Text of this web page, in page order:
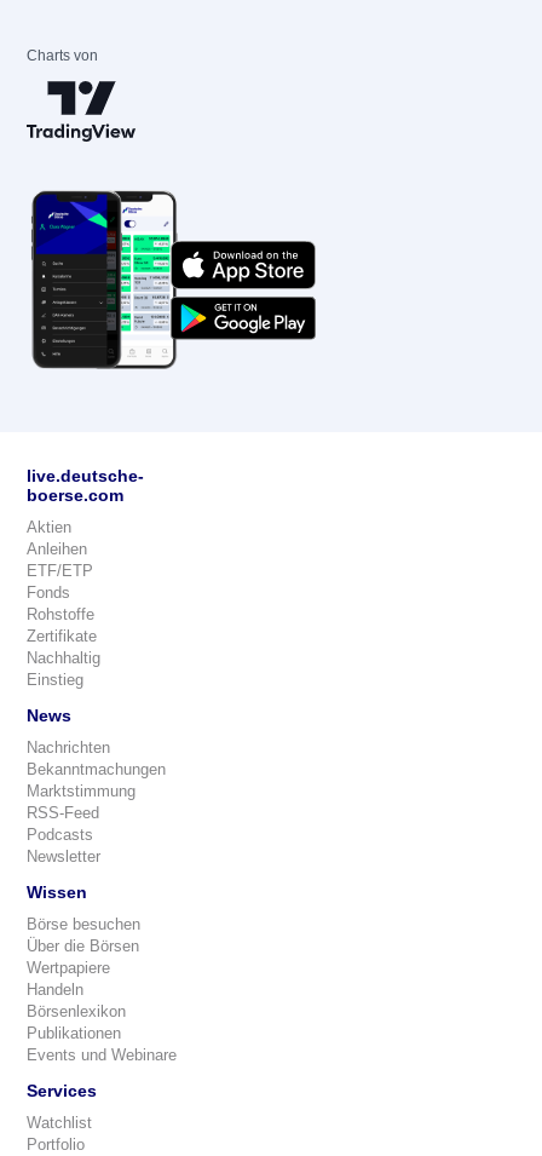
Charts von
live.deutsche-
boerse.com
Aktien
Anleihen
ETF/ETP
Fonds
Rohstoffe
Zertifikate
Nachhaltig
Einstieg
News
Nachrichten
Bekanntmachungen
Marktstimmung
RSS-Feed
Podcasts
Newsletter
Wissen
Börse besuchen
Über die Börsen
Wertpapiere
Handeln
Börsenlexikon
Publikationen
Events und Webinare
Services
Watchlist
Portfolio